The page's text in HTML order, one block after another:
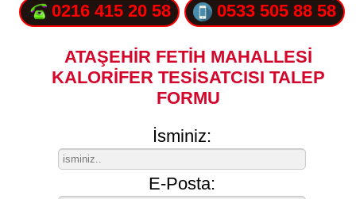
0216 415 20 58
0533 505 88 58
ATAŞEHİR FETİH MAHALLESİ
KALORİFER TESİSATCISI TALEP
FORMU
İsminiz:
E-Posta: